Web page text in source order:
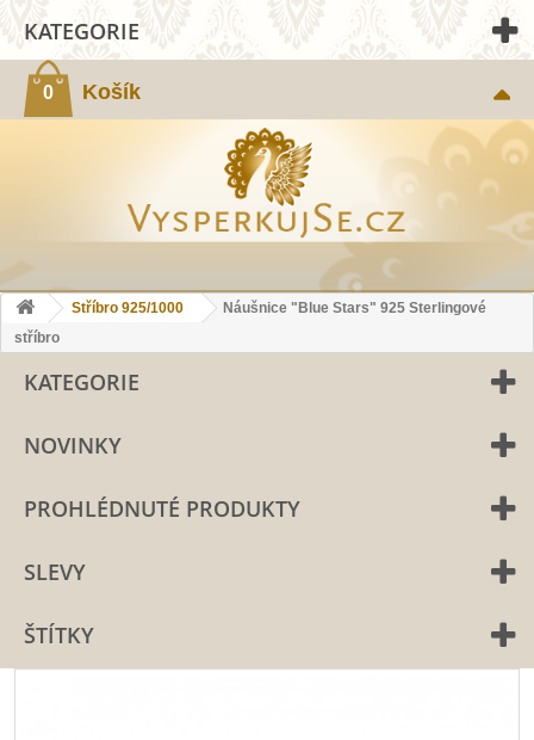
0 Košík
KATEGORIE
Stříbro 925/1000
Náušnice "Blue Stars" 925 Sterlingové
stříbro
KATEGORIE
NOVINKY
PROHLÉDNUTÉ PRODUKTY
SLEVY
ŠTÍTKY